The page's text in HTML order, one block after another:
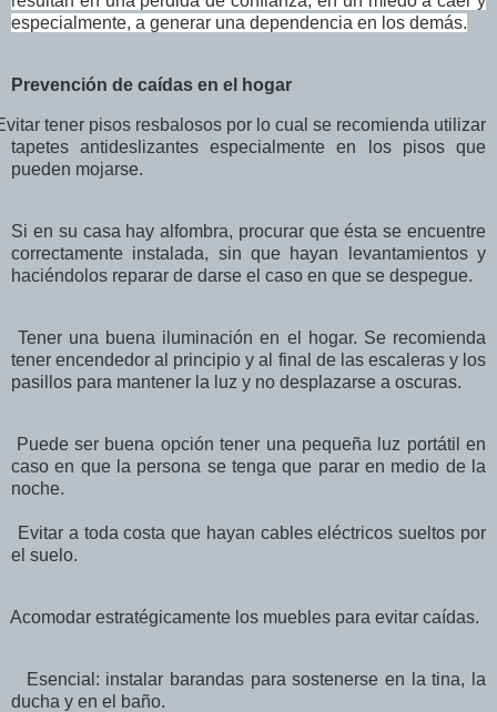
especialmente, a generar una dependencia en los demás.
Prevención de caídas en el hogar
tener pisos resbalosos por lo cual se recomienda utilizar
tapetes antideslizantes especialmente en los pisos que
pueden mojarse.
Si en su casa hay alfombra, procurar que ésta se encuentre
correctamente instalada, sin que hayan levantamientos y
haciéndolos reparar de darse el caso en que se despegue.
Tener una buena iluminación en el hogar. Se recomienda
tener encendedor al principio y al final de las escaleras y los
pasillos para mantener la luz y no desplazarse a oscuras.
Puede ser buena opción tener una pequeña luz portátil en
caso en que la persona se tenga que parar en medio de la
noche.
Evitar a toda costa que hayan cables eléctricos sueltos por
el suelo.
Acomodar estratégicamente los muebles para evitar caídas.
Esencial: instalar barandas para sostenerse en la tina, la
ducha y en el baño.